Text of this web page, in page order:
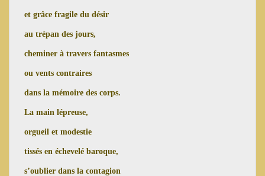
et grâce fragile du désir
au trépan des jours,
cheminer à travers fantasmes
ou vents contraires
dans la mémoire des corps.
La main lépreuse,
orgueil et modestie
tissés en échevelé baroque,
s’oublier dans la contagion